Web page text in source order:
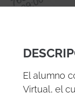
El alumno
Virtual, el